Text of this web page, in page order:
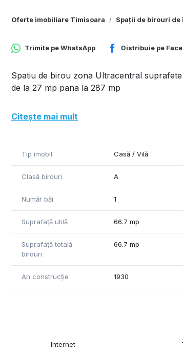
Oferte imobiliare Timisoara Spații de birouri
Trimite peWhatsApp Distribuie pe
Spatiu de birou zona Ultracentral suprafete
de la 27 mp pana la 287 mp
Citește mai mult
Tip imobil Casă / Vilă
Clasă birouri A
Număr băi 1
Suprafață utilă 66.7 mp
Suprafață totală
birouri
66.7 mp
An construcție 1930
Internet